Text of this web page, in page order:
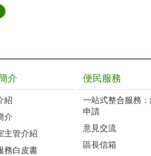
介
紹
介
主管介紹
務白皮書
便民服務
一站式整合服務：
申請
意見交流
區長信箱